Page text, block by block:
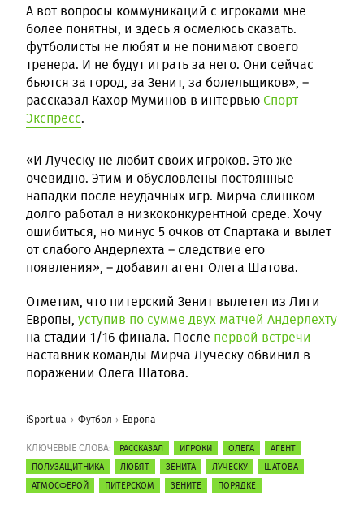
А вот вопросы коммуникаций с игроками мне
более понятны, и здесь я осмелюсь сказать:
футболисты не любят и не понимают своего
тренера. И не будут играть за него. Они сейчас
бьются за город, за Зенит, за болельщиков», –
рассказал Кахор Муминов в интервью Спорт-
Экспресс.
«И Луческу не любит своих игроков. Это же
очевидно. Этим и обусловлены постоянные
нападки после неудачных игр. Мирча слишком
долго работал в низкоконкурентной среде. Хочу
ошибиться, но минус 5 очков от Спартака и вылет
от слабого Андерлехта – следствие его
появления», – добавил агент Олега Шатова.
Отметим, что питерский Зенит вылетел из Лиги
Европы, уступив по сумме двух матчей Андерлехту
на стадии 1/16 финала. После первой встречи
наставник команды Мирча Луческу обвинил в
поражении Олега Шатова.
iSport.ua Футбол Европа
КЛЮЧЕВЫЕ СЛОВА: РАССКАЗАЛ ИГРОКИ ОЛЕГА
АГЕНТ
ПОЛУЗАЩИТНИКА
ЛЮБЯТ ЗЕНИТА ЛУЧЕСКУ
ШАТОВА
АТМОСФЕРОЙ
ПИТЕРСКОМ ЗЕНИТЕ ПОРЯДКЕ